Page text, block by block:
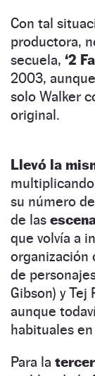
Con tal
productora,
secuela, ‘2
2003,
solo Walker
original.
Llevó la
su número
de las
que volvía a
organización
de
Gibson) y Tej
aunque
habituales en
Para la